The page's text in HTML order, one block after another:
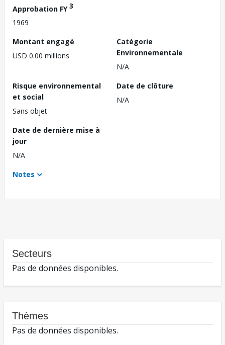
Approbation FY3
1969
Montant engagé
USD 0.00 millions
Catégorie
Environnementale
N/A
Risque environnemental
et social
Sans objet
Date de clôture
N/A
Date de dernière mise à
jour
N/A
Notes
Secteurs
Pas de données disponibles.
Thèmes
Pas de données disponibles.